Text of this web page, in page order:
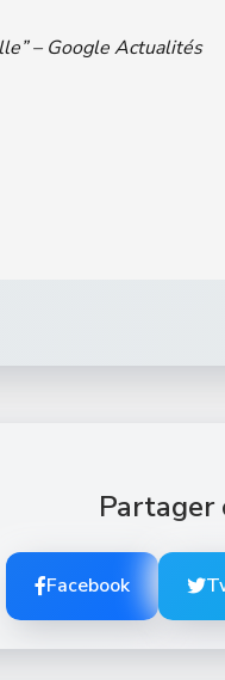
– Google Actualités
Partager
Facebook